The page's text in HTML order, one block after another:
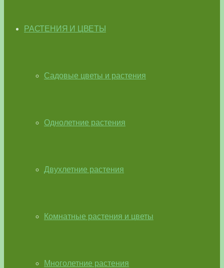
РАСТЕНИЯ И ЦВЕТЫ
Садовые цветы и растения
Однолетние растения
Двухлетние растения
Комнатные растения и цветы
Многолетние растения